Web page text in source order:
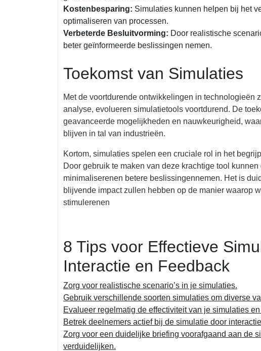
Kostenbesparing: Simulaties kunnen helpen bij het
optimaliseren van processen.
Verbeterde Besluitvorming: Door realistische
beter geïnformeerde beslissingen nemen.
Toekomst van Simulaties
Met de voortdurende ontwikkelingen in technologieën
analyse, evolueren simulatietools voortdurend. De
geavanceerde mogelijkheden en nauwkeurigheid,
blijven in tal van industrieën.
Kortom, simulaties spelen een cruciale rol in het
Door gebruik te maken van deze krachtige tool
minimaliserenen betere beslissingennemen. Het is
blijvende impact zullen hebben op de manier waarop
stimulerenen
8 Tips voor Effectieve
Interactie en Feedback
Zorg voor realistische scenario’s in je simulaties.
Gebruik verschillende soorten simulaties om diverse
Evalueer regelmatig de effectiviteit van je simulaties
Betrek deelnemers actief bij de simulatie door
Zorg voor een duidelijke briefing voorafgaand aan de
verduidelijken.